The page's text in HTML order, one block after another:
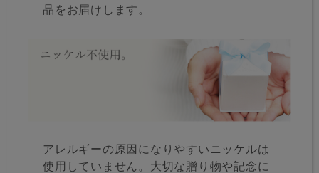
品をお届けします。
アレルギーの原因になりやすいニッケルは
使用していません。大切な贈り物や記念に